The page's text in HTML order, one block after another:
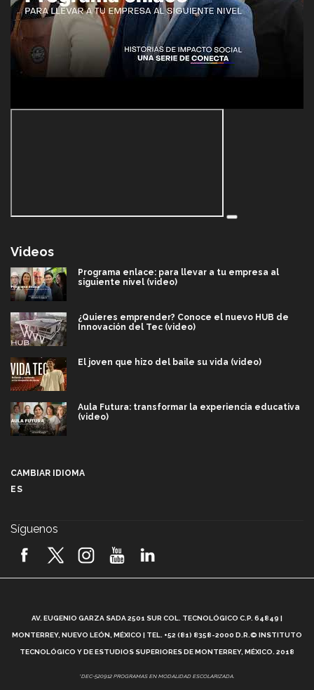
Videos
Programa enlace: para llevar a tu empresa al
siguiente nivel (video)
¿Quieres emprender? Conoce el nuevo HUB de
Innovación del Tec (video)
El joven que hizo del baile su vida (video)
Aula Futura: transformar la experiencia educativa
(video)
2026! (video)
¿Cómo es el Modelo Educativo Tec? (video)
Vida Tec: Feminismo e Inteligencia Artificial, Paola
CAMBIAR IDIOMA
ES
Síguenos
AV. EUGENIO GARZA SADA 2501 SUR COL. TECNOLÓGICO C.P. 64849 |
MONTERREY, NUEVO LEÓN, MÉXICO | TEL. +52 (81) 8358-2000 D.R.© INSTITUTO
TECNOLÓGICO Y DE ESTUDIOS SUPERIORES DE MONTERREY, MÉXICO. 2018
*DEC-520912 PROGRAMAS EN MODALIDAD ESCOLARIZADA.